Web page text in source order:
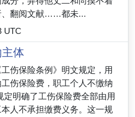
、翻阅文献……都未...
UTC
体
工伤保险条例》明文规定，用
伤保险费，职工个人不缴纳
明确了工伤保险费全部由用
人不承担缴费义务。这一规